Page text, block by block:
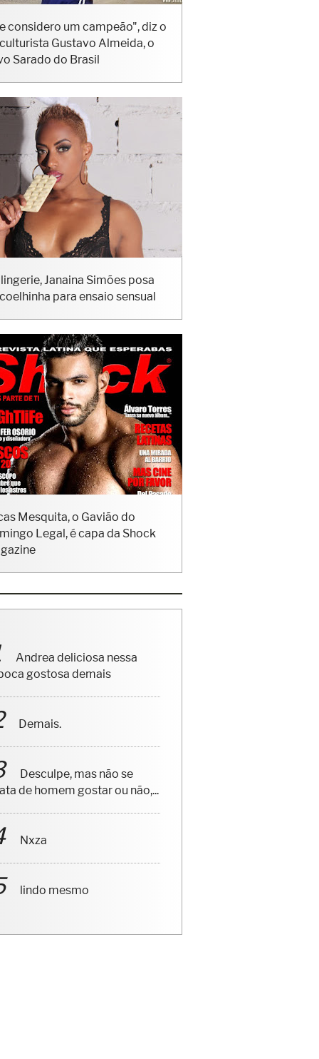
considero um campeão", diz o
Gustavo Almeida, o
Sarado do Brasil
Janaina Simões posa
para ensaio sensual
Mesquita, o Gavião do
Legal, é capa da Shock
gostosa demais
de homem gostar ou não,...